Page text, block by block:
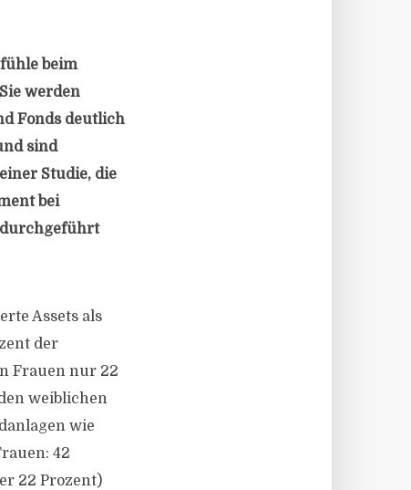
beim
werden
Fonds deutlich
sind
Studie, die
bei
durchgeführt
Assets als
der
Frauen nur 22
weiblichen
wie
42
22 Prozent)